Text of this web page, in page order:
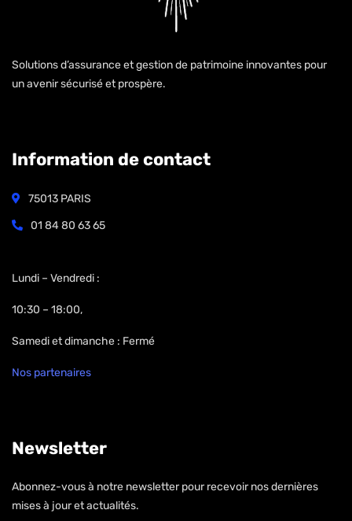
Solutions d’assurance et gestion de patrimoine innovantes pour
un avenir sécurisé et prospère.
Information de contact
75013 PARIS
01 84 80 63 65
Lundi – Vendredi :
10:30 – 18:00,
Samedi et dimanche : Fermé
Nos partenaires
Newsletter
Abonnez-vous à notre newsletter pour recevoir nos dernières
mises à jour et actualités.